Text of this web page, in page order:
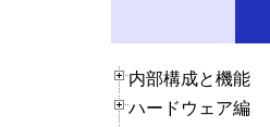
内部構成と機能
ハードウェア編